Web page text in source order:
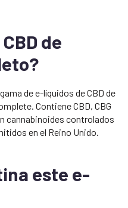
de
de e-líquidos de CBD de
Contiene CBD, CBG
cannabinoides controlados
en el Reino Unido.
este e-